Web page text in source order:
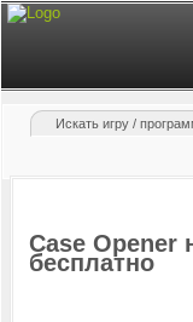
Case Opener
бесплатно